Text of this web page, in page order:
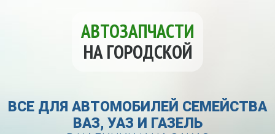
АВТОЗАПЧАСТИ
НА ГОРОДСКОЙ
ВСЕ ДЛЯ АВТОМОБИЛЕЙ СЕМЕЙСТВА
ВАЗ, УАЗ И ГАЗЕЛЬ